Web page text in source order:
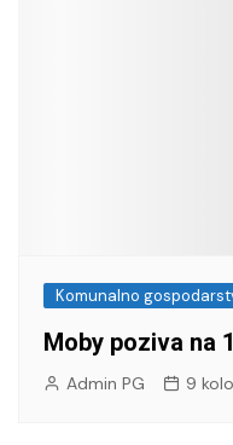
Komunalno
Moby poziva na
Admin PG 9